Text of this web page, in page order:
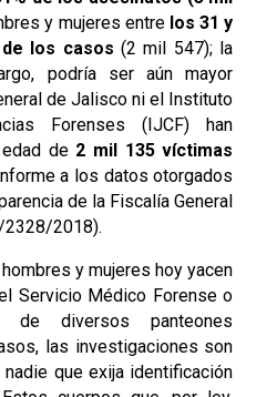
y mujeres entre los 31 y
los casos (2 mil 547); la
podría ser aún mayor
de Jalisco ni el Instituto
Forenses (IJCF) han
de 2 mil 135 víctimas
a los datos otorgados
de la Fiscalía General
2328/2018).
y mujeres hoy yacen
Servicio Médico Forense o
de diversos panteones
las investigaciones son
que exija identificación